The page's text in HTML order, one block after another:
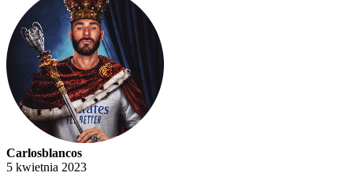
Carlosblancos
5 kwietnia 2023